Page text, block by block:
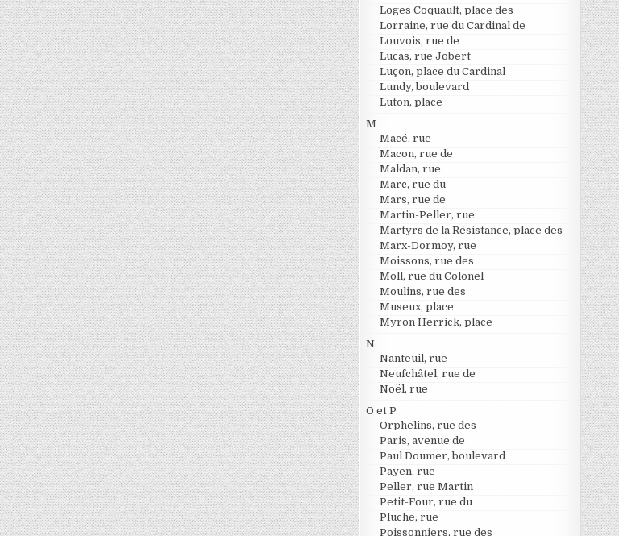
Loges Coquault, place des
Lorraine, rue du Cardinal de
Louvois, rue de
Lucas, rue Jobert
Luçon, place du Cardinal
Lundy, boulevard
Luton, place
M
Macé, rue
Macon, rue de
Maldan, rue
Marc, rue du
Mars, rue de
Martin-Peller, rue
Martyrs de la Résistance, place des
Marx-Dormoy, rue
Moissons, rue des
Moll, rue du Colonel
Moulins, rue des
Museux, place
Myron Herrick, place
N
Nanteuil, rue
Neufchâtel, rue de
Noël, rue
O et P
Orphelins, rue des
Paris, avenue de
Paul Doumer, boulevard
Payen, rue
Peller, rue Martin
Petit-Four, rue du
Pluche, rue
Poissonniers, rue des